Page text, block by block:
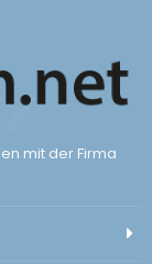
mit der Firma